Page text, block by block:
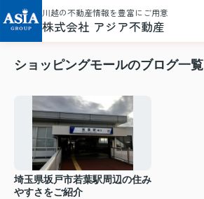
川越の不動産情報を豊富にご用意
株式会社 アジア不動産
ショッピングモールのブログ一覧
埼玉県坂戸市若葉駅周辺の住み
やすさをご紹介